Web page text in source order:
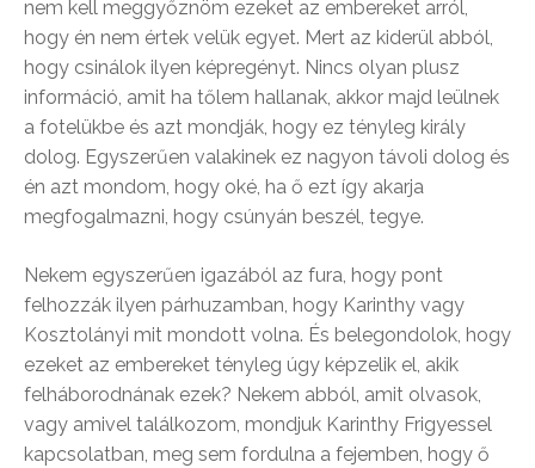
nem kell meggyőznöm ezeket az embereket arról,
hogy én nem értek velük egyet. Mert az kiderül abból,
hogy csinálok ilyen képregényt. Nincs olyan plusz
információ, amit ha tőlem hallanak, akkor majd leülnek
a fotelükbe és azt mondják, hogy ez tényleg király
dolog. Egyszerűen valakinek ez nagyon távoli dolog és
én azt mondom, hogy oké, ha ő ezt így akarja
megfogalmazni, hogy csúnyán beszél, tegye.
Nekem egyszerűen igazából az fura, hogy pont
felhozzák ilyen párhuzamban, hogy Karinthy vagy
Kosztolányi mit mondott volna. És belegondolok, hogy
ezeket az embereket tényleg úgy képzelik el, akik
felháborodnának ezek? Nekem abból, amit olvasok,
vagy amivel találkozom, mondjuk Karinthy Frigyessel
kapcsolatban, meg sem fordulna a fejemben, hogy ő